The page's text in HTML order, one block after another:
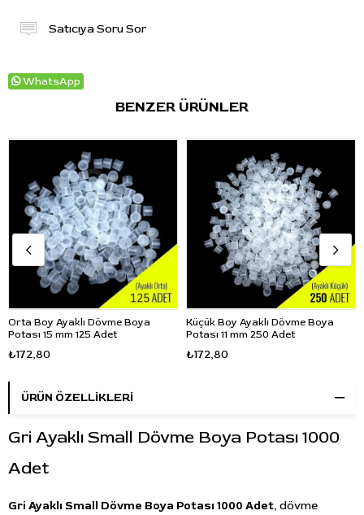
Satıcıya Soru Sor
WhatsApp
BENZER ÜRÜNLER
Orta Boy Ayaklı Dövme Boya
Potası 15 mm 125 Adet
₺172,80
Küçük Boy Ayaklı Dövme Boya
Potası 11 mm 250 Adet
₺172,80
ÜRÜN ÖZELLIKLERI
Gri Ayaklı Small Dövme Boya Potası 1000
Adet
Gri Ayaklı Small Dövme Boya Potası 1000 Adet, dövme